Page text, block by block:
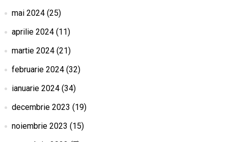
mai 2024(25)
aprilie 2024(11)
martie 2024(21)
februarie 2024(32)
ianuarie 2024(34)
decembrie 2023 (19)
noiembrie 2023 (15)